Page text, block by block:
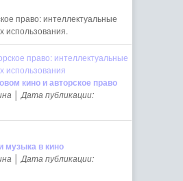
право: интеллектуальные
использования.
кино и авторское право
│ Дата публикации:
музыка в кино
│ Дата публикации: